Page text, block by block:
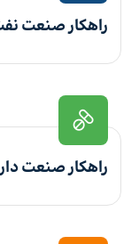
راهکار صنعت
راهکار صنعت